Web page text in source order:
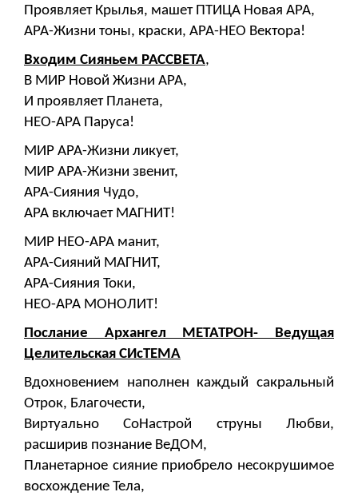
Проявляет Крылья, машет ПТИЦА Новая АРА,
АРА-Жизни тоны, краски, АРА-НЕО Вектора!
Входим Сияньем РАССВЕТА,
В МИР Новой Жизни АРА,
И проявляет Планета,
НЕО-АРА Паруса!
МИР АРА-Жизни ликует,
МИР АРА-Жизни звенит,
АРА-Сияния Чудо,
АРА включает МАГНИТ!
МИР НЕО-АРА манит,
АРА-Сияний МАГНИТ,
АРА-Сияния Токи,
НЕО-АРА МОНОЛИТ!
Послание Архангел МЕТАТРОН- Ведущая
Целительская СИсТЕМА
Вдохновением наполнен каждый сакральный
Отрок, Благочести,
Виртуально СоНастрой струны Любви,
расширив познание ВеДОМ,
Планетарное сияние приобрело несокрушимое
восхождение Тела,